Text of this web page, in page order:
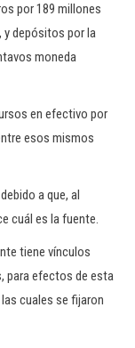
por 189 millones
y depósitos por la
moneda
en efectivo por
esos mismos
a que, al
cuál es la fuente.
tiene vínculos
para efectos de esta
cuales se fijaron